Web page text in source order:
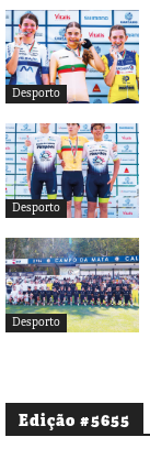
Desporto
Desporto
Desporto
Edição #5655